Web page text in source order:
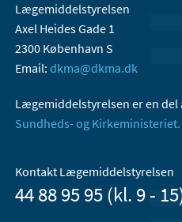
Lægemiddelstyrelsen
Axel Heides Gade 1
2300 København S
Email: dkma@dkma.dk
Lægemiddelstyrelsen er en del
Sundheds- og Kirkeministeriet.
Kontakt Lægemiddelstyrelsen
44 88 95 95 (kl. 9 -